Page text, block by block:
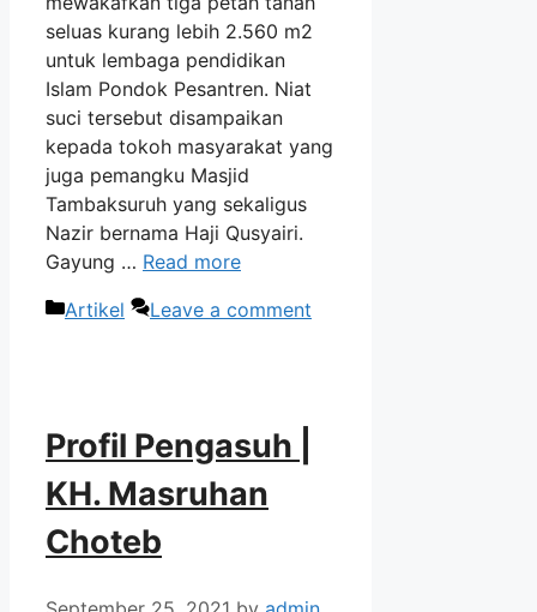
seluas kurang lebih 2.560 m2
untuk lembaga pendidikan
Islam Pondok Pesantren. Niat
suci tersebut disampaikan
kepada tokoh masyarakat yang
juga pemangku Masjid
Tambaksuruh yang sekaligus
Nazir bernama Haji Qusyairi.
Gayung … Read more
Categories
Artikel Leave a comment
Profil Pengasuh |
KH. Masruhan
Choteb